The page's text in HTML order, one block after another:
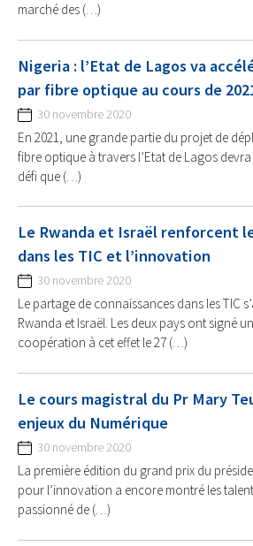
marché des (…)
Nigeria : l’Etat de Lagos va
par fibre optique au cours de
30 novembre 2020
En 2021, une grande partie du projet de
fibre optique à travers l’Etat de Lagos devra
défi que (…)
Le Rwanda et Israël renforcent
dans les TIC et l’innovation
30 novembre 2020
Le partage de connaissances dans les TIC
Rwanda et Israël. Les deux pays ont signé
coopération à cet effet le 27 (…)
Le cours magistral du Pr Mary
enjeux du Numérique
30 novembre 2020
La première édition du grand prix du
pour l’innovation a encore montré les
passionné de (…)